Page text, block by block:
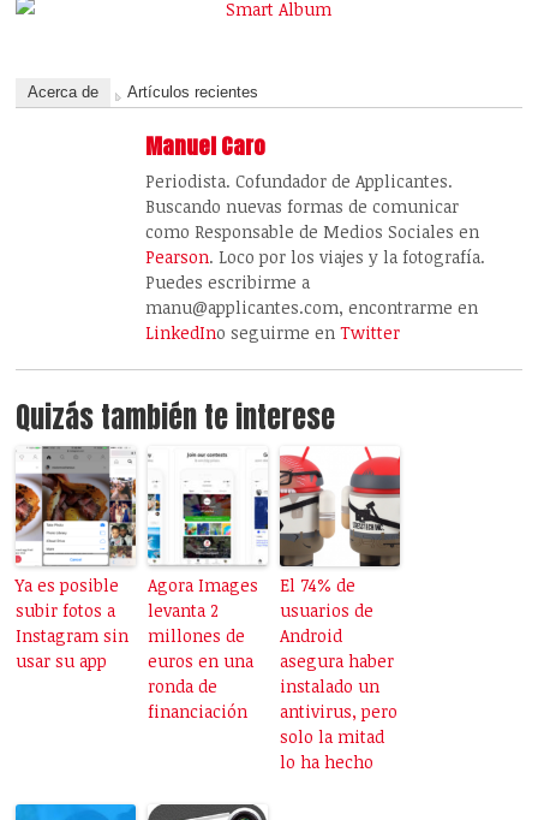
Acerca de Artículos recientes
Manuel Caro
Periodista. Cofundador de Applicantes.
Buscando nuevas formas de comunicar
como Responsable de Medios Sociales en
Pearson. Loco por los viajes y la fotografía.
Puedes escribirme a
manu@applicantes.com, encontrarme en
LinkedIno seguirme enTwitter
Quizás también te interese
Ya es posible
subir fotos a
Instagram sin
usar su app
Agora Images
levanta 2
millones de
euros en una
ronda de
financiación
El 74% de
usuarios de
Android
asegura haber
instalado un
antivirus, pero
solo la mitad
lo ha hecho